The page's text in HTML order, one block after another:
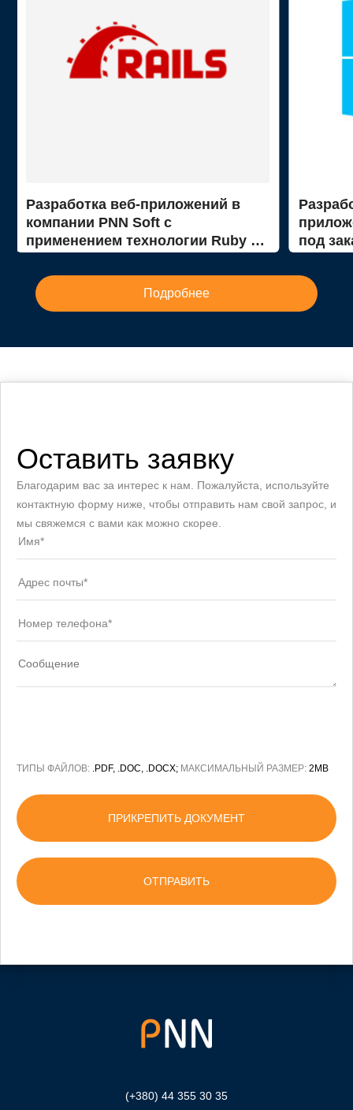
Разработка веб-приложений в
компании PNN Soft с
применением технологии Ruby on
под
Подробнее
Оставить заявку
Благодарим вас за интерес к нам. Пожалуйста, используйте
контактную форму ниже, чтобы отправить нам свой запрос, и
мы свяжемся с вами как можно скорее.
ТИПЫ ФАЙЛОВ: .PDF, .DOC, .DOCX; МАКСИМАЛЬНЫЙ РАЗМЕР: 2MB
ПРИКРЕПИТЬ ДОКУМЕНТ
(+380) 44 355 30 35